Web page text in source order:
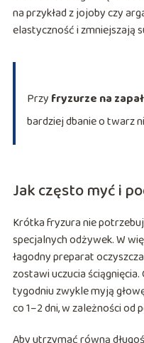
na przykład z jojoby czy
elastyczność i zmniejszają
Przy fryzurze na
bardziej dbanie o twarz
Jak często myć i
Krótka fryzura nie
specjalnych odżywek. W
łagodny preparat
zostawi uczucia
tygodniu zwykle myją
co 1–2 dni, w zależności od